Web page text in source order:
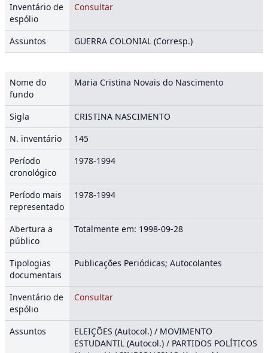
Inventário de
espólio
Consultar
Assuntos GUERRA COLONIAL (Corresp.)
Nome do
fundo
Maria Cristina Novais do Nascimento
Sigla
CRISTINA NASCIMENTO
N. inventário
145
Período
cronológico
1978-1994
Período mais
representado
1978-1994
Abertura a
público
Totalmente em: 1998-09-28
Tipologias
documentais
Publicações Periódicas; Autocolantes
Inventário de
espólio
Consultar
Assuntos
ELEIÇÕES (Autocol.) / MOVIMENTO
ESTUDANTIL (Autocol.) / PARTIDOS POLÍTICOS